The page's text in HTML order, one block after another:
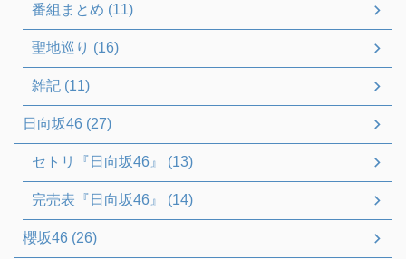
番組まとめ (11)
聖地巡り (16)
雑記 (11)
日向坂46 (27)
セトリ『日向坂46』 (13)
完売表『日向坂46』 (14)
櫻坂46 (26)